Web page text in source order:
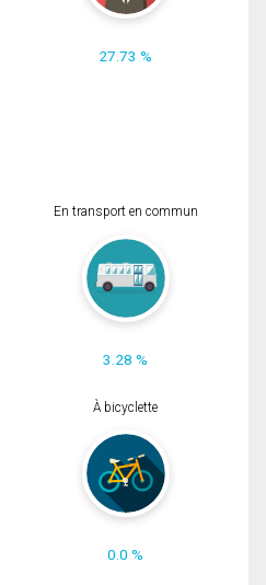
27.73 %
En transport en commun
3.28 %
À bicyclette
0.0 %